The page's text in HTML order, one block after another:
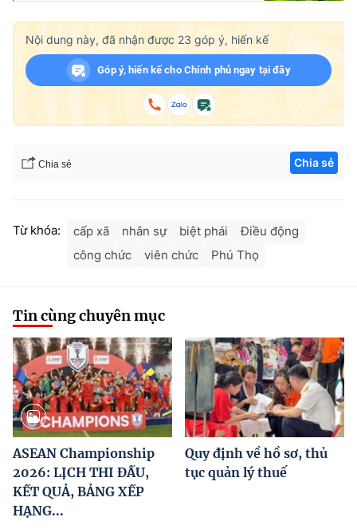
Nội dung này, đã nhận được 23 góp ý, hiến kế
Góp ý, hiến kế cho Chính phủ ngay tại đây
Chia sẻ Chia sẻ
Từ khóa: cấp xã nhân sự biệt phái
Điều động
công chức
viên chức Phú Thọ
Tin cùng chuyên mục
ASEAN Championship
2026: LỊCH THI ĐẤU,
KẾT QUẢ, BẢNG XẾP
HẠNG...
Quy định về hồ sơ, thủ
tục quản lý thuế